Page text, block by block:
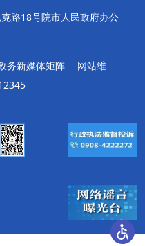
路18号院市人民政府办公
务新媒体矩阵
网站维